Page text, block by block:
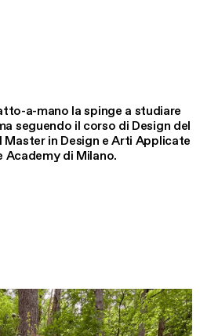
a-mano la spinge a studiare
seguendo il corso di Design del
Master in Design e Arti Applicate
Academy di Milano.